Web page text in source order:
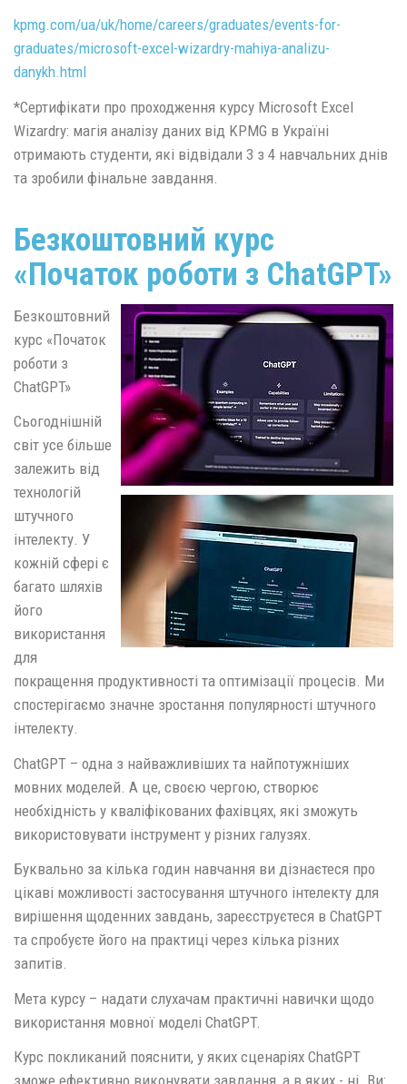
kpmg.com/ua/uk/home/careers/graduates/events-for-
graduates/microsoft-excel-wizardry-mahiya-analizu-
danykh.html
*Сертифікати про проходження курсу Microsoft Excel
Wizardry: магія аналізу даних від KPMG в Україні
отримають студенти, які відвідали 3 з 4 навчальних днів
та зробили фінальне завдання.
Безкоштовний курс
«Початок роботи з ChatGPT»
Безкоштовний
курс «Початок
роботи з
ChatGPT»
Сьогоднішній
світ усе більше
залежить від
технологій
штучного
інтелекту. У
кожній сфері є
багато шляхів
його
використання
для
покращення продуктивності та оптимізації процесів. Ми
спостерігаємо значне зростання популярності штучного
інтелекту.
ChatGPT – одна з найважливіших та найпотужніших
мовних моделей. А це, своєю чергою, створює
необхідність у кваліфікованих фахівцях, які зможуть
використовувати інструмент у різних галузях.
Буквально за кілька годин навчання ви дізнаєтеся про
цікаві можливості застосування штучного інтелекту для
вирішення щоденних завдань, зареєструєтеся в ChatGPT
та спробуєте його на практиці через кілька різних
запитів.
Мета курсу – надати слухачам практичні навички щодо
використання мовної моделі ChatGPT.
Курс покликаний пояснити, у яких сценаріях ChatGPT